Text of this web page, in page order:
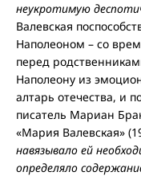
неукротимую
Валевская
Наполеоном – со
перед
Наполеону из
алтарь отечества, и
писатель Мариан
«Мария Валевская»
навязывало ей
определяло